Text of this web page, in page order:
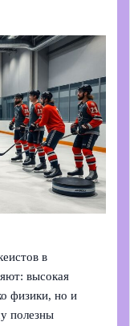
в
высокая
физики, но и
полезны